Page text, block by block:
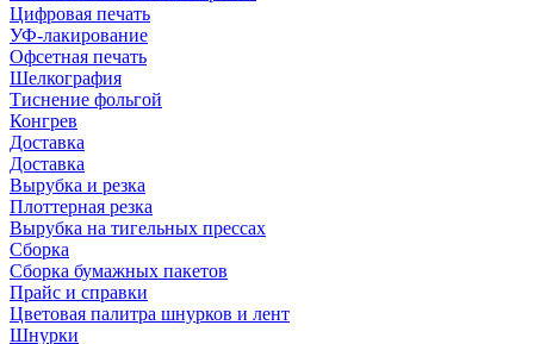
Цифровая печать
УФ-лакирование
Офсетная печать
Шелкография
Тиснение фольгой
Конгрев
Доставка
Доставка
Вырубка и резка
Плоттерная резка
Вырубка на тигельных прессах
Сборка
Сборка бумажных пакетов
Прайс и справки
Цветовая палитра шнурков и лент
Шнурки